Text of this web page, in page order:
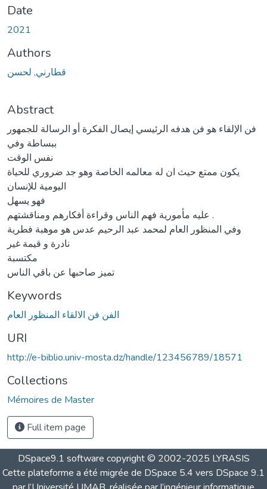
Date
2021
Authors
قطارني, لحسن
Abstract
فن الإلقاء هو فن هدفه الرئيسي إيصال الفكرة أو الرسالة للجمهور
ببساطة وفي
نفس الوقت
يكون ممتع حيث ان له معالمه الخاصة وهو جد ضروري للحياة
اليومية للإنسان
فهو يسهل
عليه مأمورية فهم الناس وقراءة أفكارهم ومناقشتهم .
وفي المنظور العام لمحمد عبد الرحيم عدس هو موهبة فطرية
نادرة و قيمة غير
مكتسبة
تميز صاحبها عن باقي الناس
Keywords
الفن فن الالقاء المنظور العام
URI
http://e-biblio.univ-mosta.dz/handle/123456789/18571
Collections
Mémoires de Master
Full item page
DSpace9.1 software copyright © 2002-2025 LYRASIS
Cette plateforme a été migrée de DSpace 5.4 vers DSpace 9.1